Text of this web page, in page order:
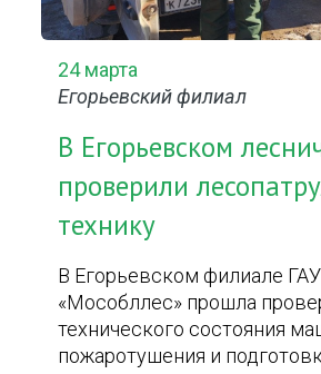
24 марта
Егорьевский филиал
В Егорьевском
проверили
технику
В Егорьевском филиале
«Мособллес» прошла
технического состояния
пожаротушения и